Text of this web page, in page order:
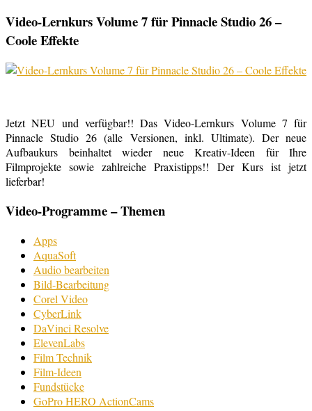
Video-Lernkurs Volume 7 für Pinnacle Studio 26 –
Coole Effekte
Jetzt NEU und verfügbar!! Das Video-Lernkurs Volume 7 für
Pinnacle Studio 26 (alle Versionen, inkl. Ultimate). Der neue
Aufbaukurs beinhaltet wieder neue Kreativ-Ideen für Ihre
Filmprojekte sowie zahlreiche Praxistipps!! Der Kurs ist jetzt
lieferbar!
Video-Programme – Themen
Apps
AquaSoft
Audio bearbeiten
Bild-Bearbeitung
Corel Video
CyberLink
DaVinci Resolve
ElevenLabs
Film Technik
Film-Ideen
Fundstücke
GoPro HERO ActionCams